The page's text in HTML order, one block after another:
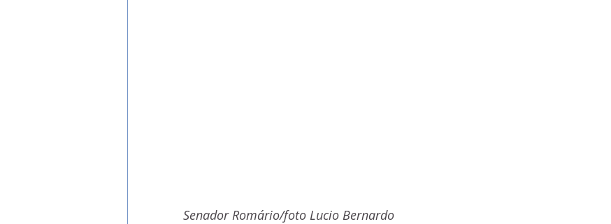
Senador Romário/foto Lucio Bernardo